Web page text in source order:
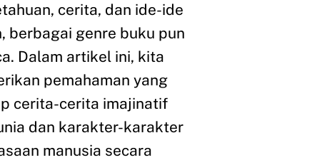
cerita, dan ide-ide
berbagai genre buku pun
Dalam artikel ini, kita
pemahaman yang
cerita-cerita imajinatif
dan karakter-karakter
manusia secara